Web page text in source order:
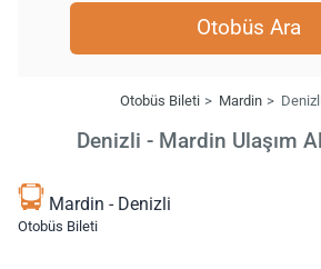
Otobüs Ara
Otobüs Bileti Mardin
Denizli - Mardin Ulaşım
Mardin - Denizli
Otobüs Bileti